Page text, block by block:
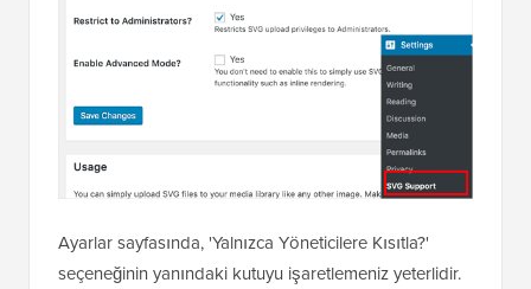
Ayarlar sayfasında, 'Yalnızca Yöneticilere Kısıtla?'
seçeneğinin yanındaki kutuyu işaretlemeniz yeterlidir.